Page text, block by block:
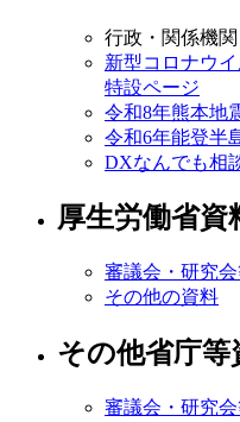
行政・関係機
新型コロナウ
特設ページ
令和8年熊本地
令和6年能登半
DXなんでも相
厚生労働省資
審議会・研究
その他の資料
その他省庁等
審議会・研究